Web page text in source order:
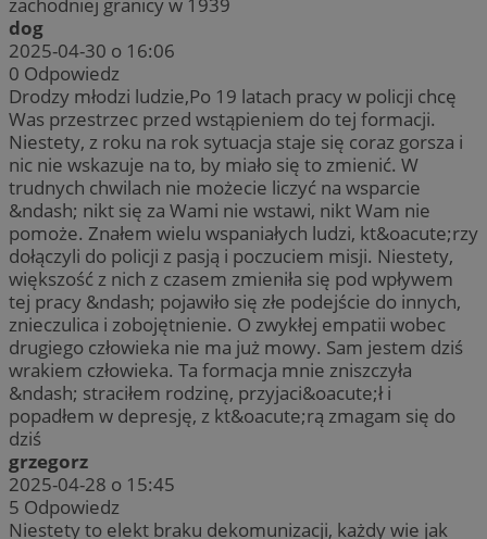
dog
2025-04-30 o 16:06
0 Odpowiedz
Drodzy młodzi ludzie,Po 19 latach pracy w policji chcę
Was przestrzec przed wstąpieniem do tej formacji.
Niestety, z roku na rok sytuacja staje się coraz gorsza i
nic nie wskazuje na to, by miało się to zmienić. W
trudnych chwilach nie możecie liczyć na wsparcie
&ndash; nikt się za Wami nie wstawi, nikt Wam nie
pomoże. Znałem wielu wspaniałych ludzi, kt&oacute;rzy
dołączyli do policji z pasją i poczuciem misji. Niestety,
większość z nich z czasem zmieniła się pod wpływem
tej pracy &ndash; pojawiło się złe podejście do innych,
znieczulica i zobojętnienie. O zwykłej empatii wobec
drugiego człowieka nie ma już mowy. Sam jestem dziś
wrakiem człowieka. Ta formacja mnie zniszczyła
&ndash; straciłem rodzinę, przyjaci&oacute;ł i
popadłem w depresję, z kt&oacute;rą zmagam się do
dziś
grzegorz
2025-04-28 o 15:45
5 Odpowiedz
Niestety to elekt braku dekomunizacji, każdy wie jak